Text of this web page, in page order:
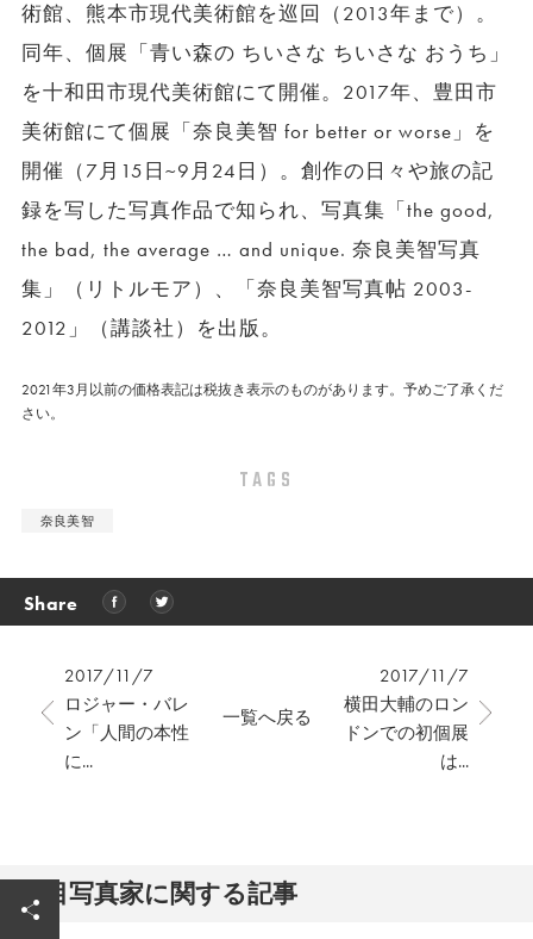
術館、熊本市現代美術館を巡回（2013年まで）。
同年、個展「青い森の ちいさな ちいさな おうち」
を十和田市現代美術館にて開催。2017年、豊田市
美術館にて個展「奈良美智 for better or worse」を
開催（7月15日~9月24日）。創作の日々や旅の記
録を写した写真作品で知られ、写真集「the good,
the bad, the average … and unique. 奈良美智写真
集」（リトルモア）、「奈良美智写真帖 2003-
2012」（講談社）を出版。
2021年3月以前の価格表記は税抜き表示のものがあります。予めご了承くだ
さい。
TAGS
奈良美智
Share
2017/11/7
ロジャー・バレ
ン「人間の本性
に...
2017/11/7
横田大輔のロン
ドンでの初個展
は...
一覧へ戻る
注⽬写真家に関する記事